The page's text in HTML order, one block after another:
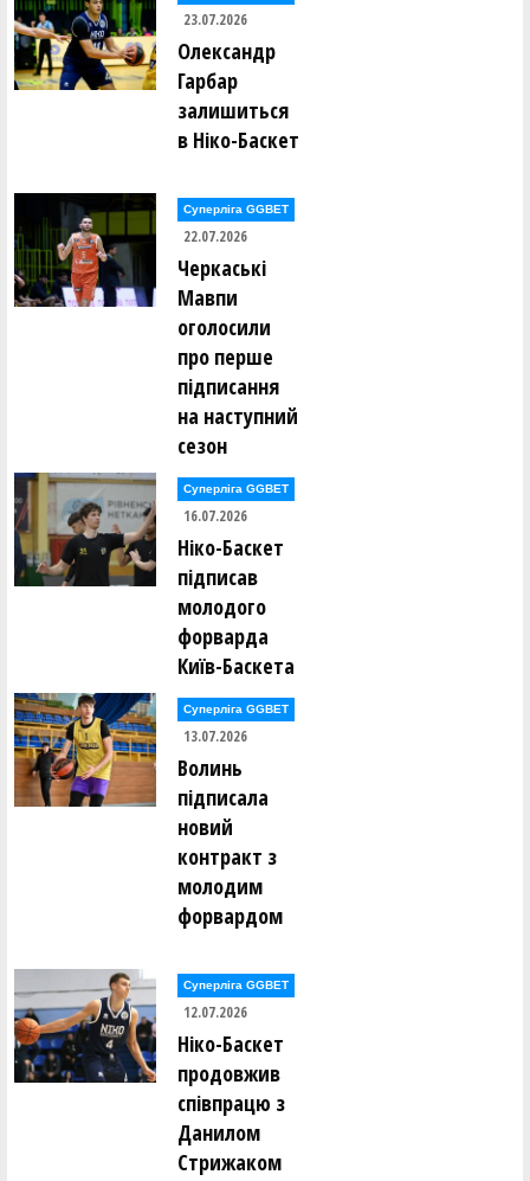
23.07.2026
Олександр
Гарбар
залишиться
в Ніко-Баскет
Суперліга GGBET
22.07.2026
Черкаські
Мавпи
оголосили
про перше
підписання
на наступний
сезон
Суперліга GGBET
16.07.2026
Ніко-Баскет
підписав
молодого
форварда
Київ-Баскета
Суперліга GGBET
13.07.2026
Волинь
підписала
новий
контракт з
молодим
форвардом
Суперліга GGBET
12.07.2026
Ніко-Баскет
продовжив
співпрацю з
Данилом
Стрижаком